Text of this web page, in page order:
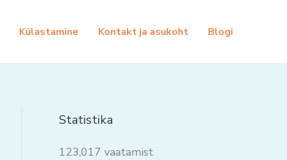
Külastamine Kontakt ja asukoht Blogi
Statistika
123,017 vaatamist